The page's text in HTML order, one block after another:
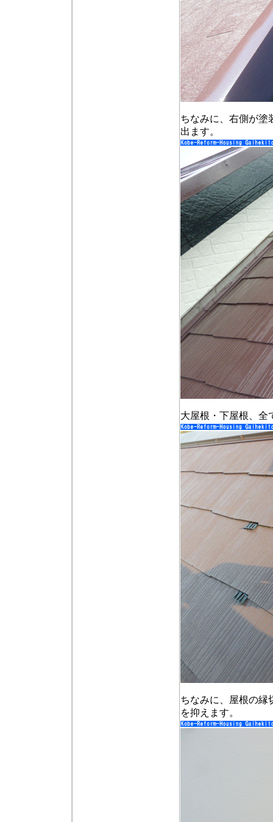
ちなみに、右側が塗
出ます。
大屋根・下屋根、全
ちなみに、屋根の縁
を抑えます。